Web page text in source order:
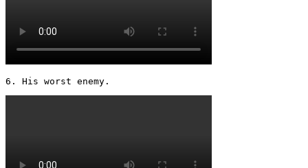
6. His worst enemy.